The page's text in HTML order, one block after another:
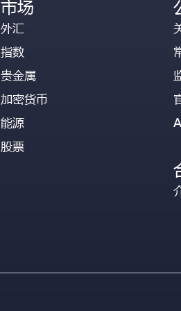
市场
外汇
指数
贵金属
加密货币
能源
股票